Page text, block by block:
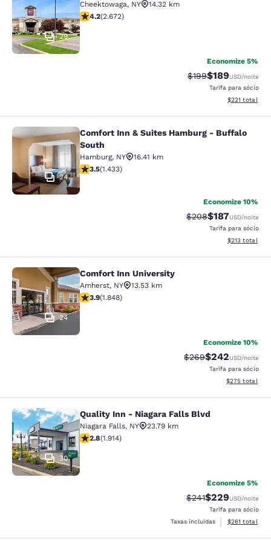
29
Cheektowaga, NY
14.32 km
classificação 4.19 estrelas. Muito bom. 2672
4.2(2.672)
Economize 5%
Tarifa anterior
$199Tarifa com
$189USD/noite
Tarifa para sócio
Exibir
$221 total
Comfort Inn & Suites Hamburg -
24
Comfort Inn & Suites Hamburg - Buffalo
South
Hamburg, NY
16.41 km
classificação 3.45 estrelas. Bom. 1433 avaliações
3.5(1.433)
Economize 10%
Tarifa anterior
$208Tarifa com
$187USD/noite
Tarifa para sócio
Exibir
$213 total
Comfort Inn University
24
Comfort Inn University
Amherst, NY
13.53 km
classificação 3.88 estrelas. Bom. 1848 avaliações
3.9(1.848)
Economize 10%
Tarifa anterior
$269Tarifa com
$242USD/noite
Tarifa para sócio
Exibir
$275 total
Quality Inn - Niagara Falls Blvd
30
Quality Inn - Niagara Falls Blvd
Niagara Falls, NY
23.79 km
classificação 2.79 estrelas. Razoável. 1914 avaliações
2.8(1.914)
Economize 5%
Tarifa anterior
$241Tarifa com
$229USD/noite
Tarifa para sócio
Taxas incluídas
Exibir
$261 total